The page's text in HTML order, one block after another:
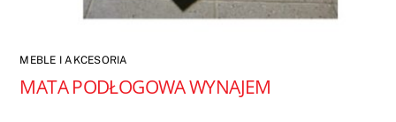
MEBLE I AKCESORIA
MATA PODŁOGOWA WYNAJEM